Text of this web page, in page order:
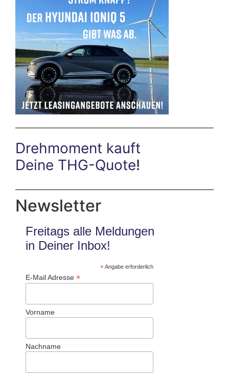
Drehmoment kauft
Deine THG-Quote!
Newsletter
Freitags alle Meldungen
in Deiner Inbox!
*Angabe erforderlich
E-Mail Adresse *
Vorname
Nachname